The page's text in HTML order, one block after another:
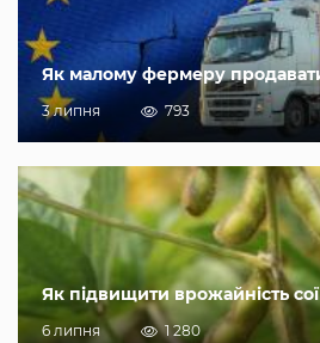
Як малому фермеру
3 липня 793
Як підвищити врожайність сої
6 липня 1 280